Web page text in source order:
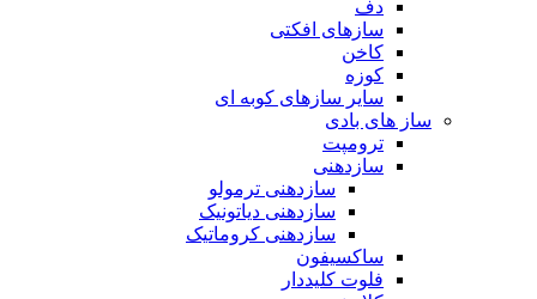
دف
سازهای افکتی
کاخن
کوزه
سایر سازهای کوبه ای
ساز های بادی
ترومپت
سازدهنی
سازدهنی ترمولو
سازدهنی دیاتونیک
سازدهنی کروماتیک
ساکسیفون
فلوت کلیددار